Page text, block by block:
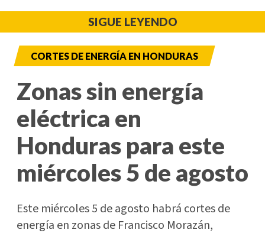
SIGUE LEYENDO
CORTES DE ENERGÍA EN HONDURAS
Zonas sin energía
eléctrica en
Honduras para este
miércoles 5 de agosto
Este miércoles 5 de agosto habrá cortes de
energía en zonas de Francisco Morazán,